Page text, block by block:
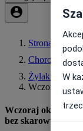
Strona główna
Choroby
Żylaki
Wczoraj
Wczoraj około
bez skarowtek.
W